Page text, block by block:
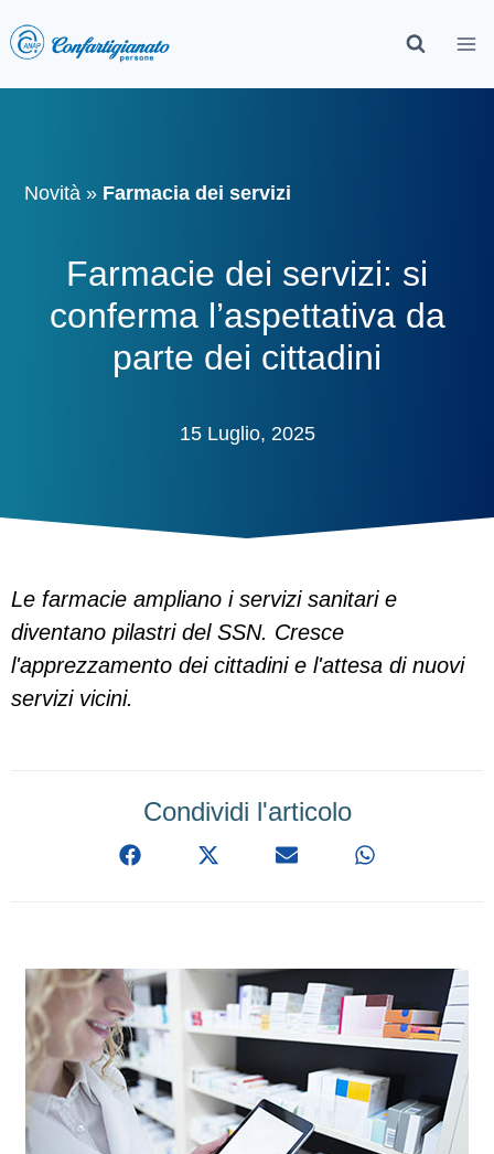
Novità » Farmacia dei servizi
Farmacie dei servizi: si
conferma l’aspettativa da
parte dei cittadini
15 Luglio, 2025
Le farmacie ampliano i servizi sanitari e
diventano pilastri del SSN. Cresce
l'apprezzamento dei cittadini e l'attesa di nuovi
servizi vicini.
Condividi l'articolo